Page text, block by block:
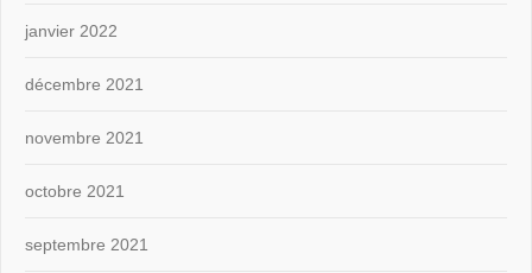
janvier 2022
décembre 2021
novembre 2021
octobre 2021
septembre 2021